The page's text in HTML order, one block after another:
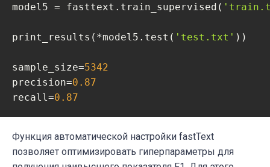
model5 = fasttext.train_supervised(
print_results(*model5.test( 'test.txt' ))
sample_size=5342
precision=0.87
recall=0.87
Функция автоматической настройки fastText
позволяет оптимизировать гиперпараметры для